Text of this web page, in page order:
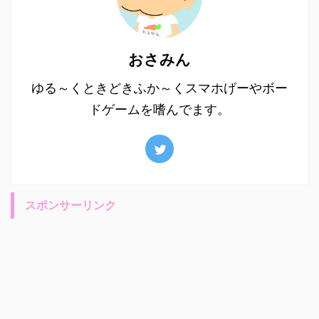
おさみん
ゆる～くときどきふか～くスマホげーやボー
ドゲームを嗜んでます。
スポンサーリンク